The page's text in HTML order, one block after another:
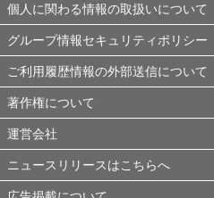
個人に関わる情報の取扱いについて
グループ情報セキュリティポリシー
ご利用履歴情報の外部送信について
著作権について
運営会社
ニュースリリースはこちらへ